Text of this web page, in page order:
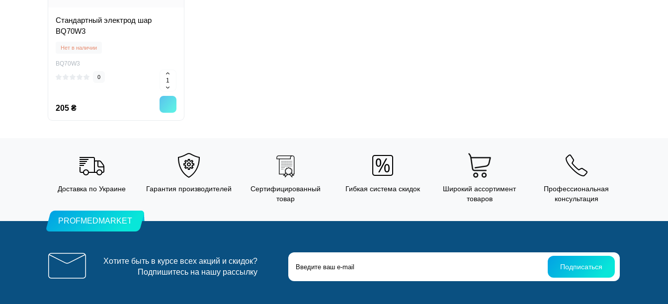
Стандартный электрод шар
BQ70W3
Нет в наличии
BQ70W3
0
205 ₴
Доставка по Украине Гарантия производителей
Сертифицированный
товар
Гибкая система скидок
Широкий ассортимент
товаров
Профессиональная
консультация
PROFMEDMARKET
Хотите быть в курсе всех акций и скидок?
Подпишитесь на нашу рассылку
Подписаться